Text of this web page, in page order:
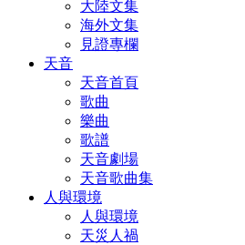
大陸文集
海外文集
見證專欄
天音
天音首頁
歌曲
樂曲
歌譜
天音劇場
天音歌曲集
人與環境
人與環境
天災人禍